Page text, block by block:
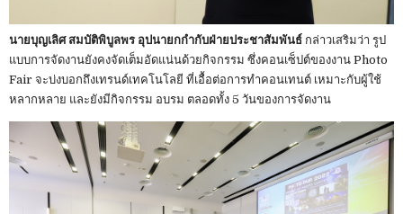
นายบุญเลิศ สมบัติพิบูลพร อุปนายกกำกับฝ่ายประชาสัมพันธ์ กล่าวเสริมว่า รูป
แบบการจัดงานยังคงจัดเต็มอัดแน่นด้วยกิจกรรม ซึ่งคอนเซ็ปต์ของงาน Photo
Fair จะบ่งบอกถึงเทรนด์เทคโนโลยี ที่เอื้อต่อการทำคอนเทนต์ เหมาะกับผู้ใช้
หลากหลาย และยังมีกิจกรรม อบรม ตลอดทั้ง 5 วันของการจัดงาน